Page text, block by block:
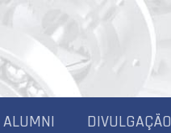
ALUMNI DIVULGAÇÃO